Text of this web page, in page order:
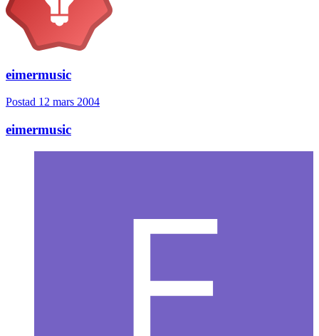
eimermusic
Postad 12 mars 2004
eimermusic